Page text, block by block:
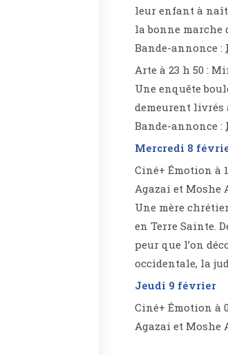
leur enfant à
la bonne
Bande-annonce :
Arte à 23 h 50 :
Une enquête
demeurent livrés
Bande-annonce :
Mercredi 8
Ciné+ Émotion à
Agazai et Moshe
Une mère
en Terre Sainte.
peur que l’on
occidentale, la
Jeudi 9 février
Ciné+ Émotion à
Agazai et Moshe